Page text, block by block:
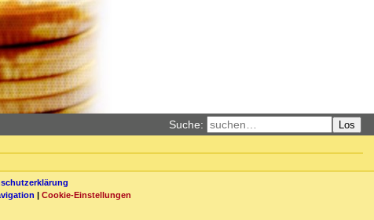
Suche: Los
| Cookie-Einstellungen